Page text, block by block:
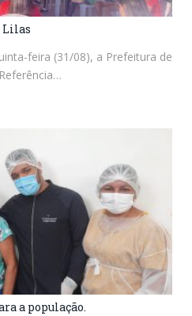
Lilas
feira (31/08), a Prefeitura de
a população.